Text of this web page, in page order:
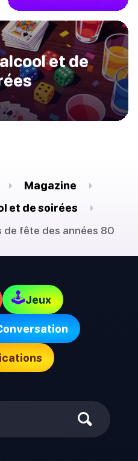
et de
Magazine
et de soirées
de fête des années 80
🕹Jeux